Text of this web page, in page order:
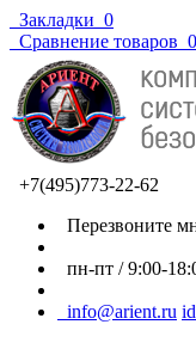
Закладки 0
Сравнение товаров 0
+7(495)773-22-62
Перезвоните
пн-пт / 9:00-
info@arient.ru